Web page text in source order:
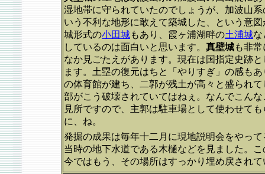
湿地帯に守られていたのでしょうが、加波山
いう不利な地形に敢えて築城した、という意
城形式の小田城もあり、霞ヶ浦湖畔の土浦城な
しているのは面白いと思います。 真壁城も非
なか見ごたえがあります。現在は国指定史跡
ます。土塁の復元はちと「やりすぎ」の感も
の体育館が建ち、二郭が残土が高々と盛られ
部がこう破壊されていてはねぇ。なんでこん
見所ですので、主郭は駐車場として使わせて
に、ね。
発掘の成果は毎年十二月に現地説明会をやっ
当時の地下水道である木樋などを見ました。
今ではもう、その場所はすっかり埋め戻され